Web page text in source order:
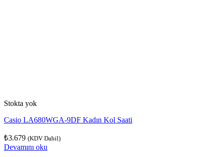
Stokta yok
Casio LA680WGA-9DF Kadın Kol Saati
₺3.679 (KDV Dahil)
Devamını oku